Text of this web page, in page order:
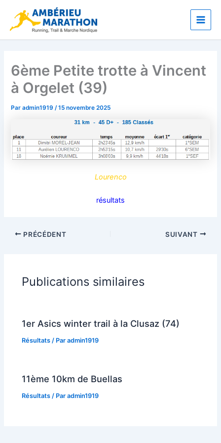
contenu
Main
6ème Petite trotte à Vincent
à Orgelet (39)
Paradmin1919/15 novembre 2025
Lourenco
résultats
PRÉCÉDENT SUIVANT
Publications similaires
1er Asics winter trail à la Clusaz (74)
Résultats / Paradmin1919
11ème 10km de Buellas
Résultats / Paradmin1919